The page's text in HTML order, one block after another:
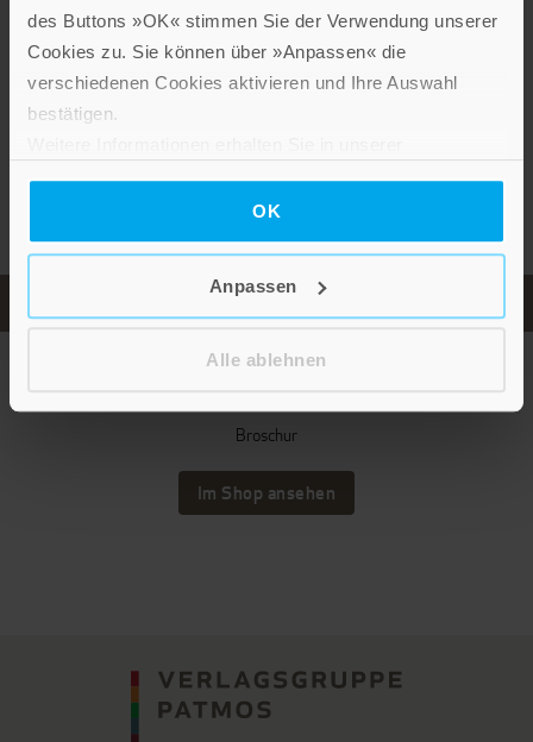
des Buttons »OK« stimmen Sie der Verwendung unserer
Cookies zu. Sie können über »Anpassen« die
verschiedenen Cookies aktivieren und Ihre Auswahl
bestätigen.
OK
Anpassen
Alle ablehnen
Weitere Produkte zum Thema
Elisabeth Raffauf
Broschur
Im Shop ansehen